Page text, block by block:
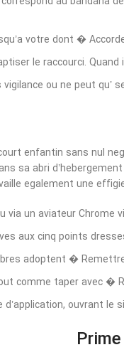
votre dont �
le raccourci.
ou ne peut
enfantin sans nul
sa abri
egalement une
un aviateur
aux cinq points
adoptent �
comme taper avec
ouvrant